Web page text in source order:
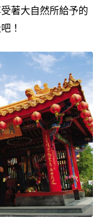
著大自然所給予的
！